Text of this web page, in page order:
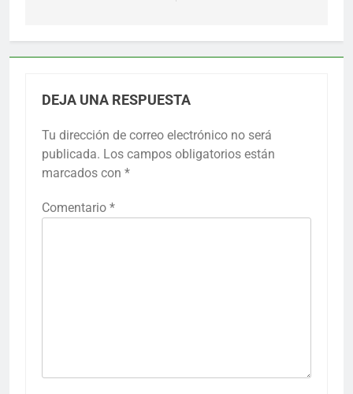
DEJA UNA RESPUESTA
Tu dirección de correo electrónico no será
publicada. Los campos obligatorios están
marcados con *
Comentario *